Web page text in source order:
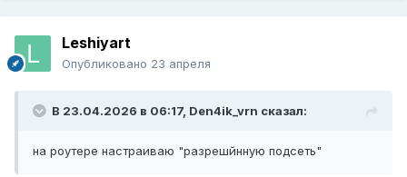
Leshiyart
Опубликовано 23 апреля
В 23.04.2026 в 06:17, Den4ik_vrn сказал:
на роутере настраиваю "разрешйнную подсеть"